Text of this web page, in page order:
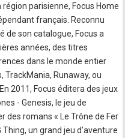
région parisienne, Focus Home
français. Reconnu
de son catalogue, Focus a
années, des titres
dans le monde entier
TrackMania, Runaway, ou
2011, Focus éditera des jeux
- Genesis, le jeu de
des romans « Le Trône de Fer
Thing, un grand jeu d’aventure